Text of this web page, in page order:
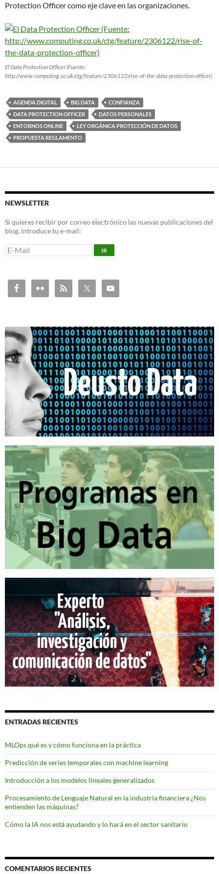
Protection Officer como eje clave en las organizaciones.
El Data Protection Officer (Fuente:
http://www.computing.co.uk/ctg/feature/2306122/rise-of-the-data-protection-officer)
AGENDA DIGITAL BIG DATA
CONFIANZA
DATA PROTECTION OFFICER
DATOS PERSONALES
ENTORNOS ONLINE
LEY ORGÁNICA PROTECCIÓN DE DATOS
PROPUESTA REGLAMENTO
NEWSLETTER
Si quieres recibir por correo electrónico las nuevas publicaciones del
blog, introduce tu e-mail:
ENTRADAS RECIENTES
MLOps qué es y cómo funciona en la práctica
Predicción de series temporales con machine learning
Introducción a los modelos lineales generalizados
Procesamiento de Lenguaje Natural en la industria financiera ¿Nos
entienden las máquinas?
Cómo la IA nos está ayudando y lo hará en el sector sanitario
COMENTARIOS RECIENTES